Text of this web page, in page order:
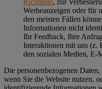
Richtlinie, zur
Werbeanzeigen oder für
den meisten Fällen
Informationen nicht
Ihr Feedback, Ihre
Interaktionen mit uns (z.
den sozialen Medien, E-
Die personenbezogenen
wenn Sie die Website nutzen,